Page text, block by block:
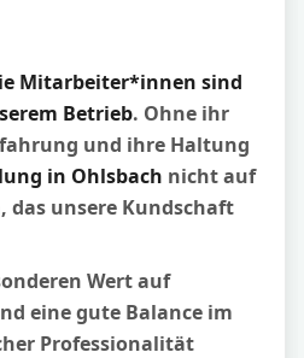
Mitarbeiter*innen sind
Betrieb. Ohne ihr
und ihre Haltung
in Ohlsbach nicht auf
das unsere Kundschaft
Wert auf
eine gute Balance im
Professionalität